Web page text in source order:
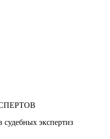
экспертиз